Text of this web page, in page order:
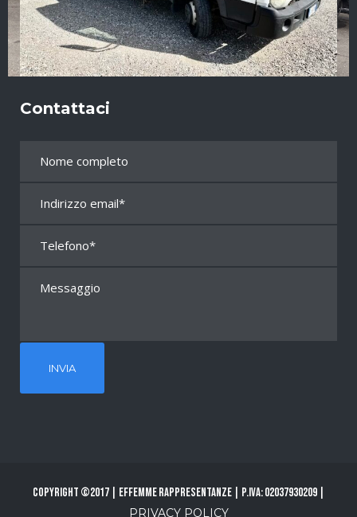
Contattaci
Copyright ©2017 | Effemme Rappresentanze | P.Iva: 02037930209 |
PRIVACY POLICY